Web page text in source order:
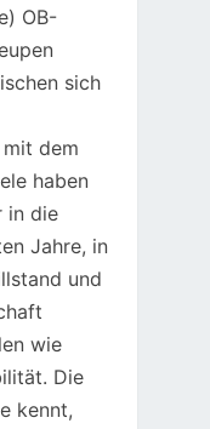
OB-
sich
dem
haben
in die
Jahre, in
und
wie
Die
kennt,